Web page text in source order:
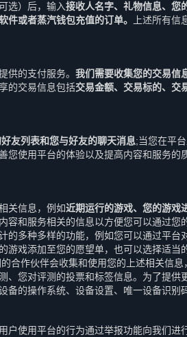
选）后，输入接收人名字、礼物信息、您
件或者蒸汽钱包充值的订单。 上述所有信
供的支付服务。 我们需要收集您的交易信
的交易信息包括交易金额、交易标的、交
友列表和您与好友的聊天消息;当您在平
您使用平台的体验以及提高内容和服务的
关信息，例如近期运行的游戏、您的游戏
容和服务相关的信息以方便您可以通过您
多种多样的功能，例如您可以通过平台
戏添加至您的愿望单，也可以选择适当
合作伙伴会收集和使用您的上述相关信息
您对评测的投票和标签信息。为了提供
的操作系统、设备设置、唯一设备识别
使用平台的行为通过举报功能向我们进